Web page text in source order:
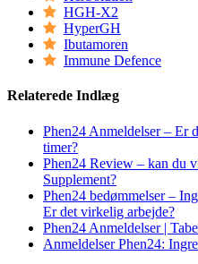
HGH-X2
HyperGH
Ibutamoren
Immune Defence
Relaterede Indlæg
Phen24 Anmeldelser – Er
timer?
Phen24 Review – kan du
Supplement?
Phen24 bedømmelser –
Er det virkelig arbejde?
Phen24 Anmeldelser |
Anmeldelser Phen24: